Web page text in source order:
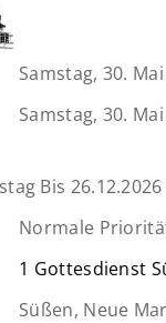
Samstag, 30.
Samstag, 30.
Bis
Normale
1 Gottesdienst
Süßen, Neue